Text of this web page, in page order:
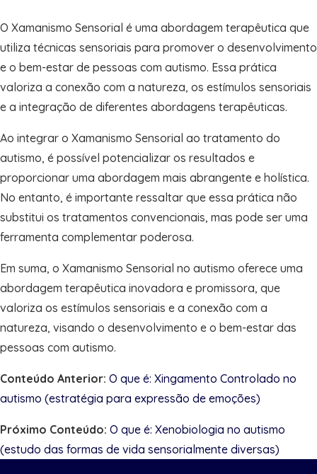
O Xamanismo Sensorial é uma abordagem terapêutica que
utiliza técnicas sensoriais para promover o desenvolvimento
e o bem-estar de pessoas com autismo. Essa prática
valoriza a conexão com a natureza, os estímulos sensoriais
e a integração de diferentes abordagens terapêuticas.
Ao integrar o Xamanismo Sensorial ao tratamento do
autismo, é possível potencializar os resultados e
proporcionar uma abordagem mais abrangente e holística.
No entanto, é importante ressaltar que essa prática não
substitui os tratamentos convencionais, mas pode ser uma
ferramenta complementar poderosa.
Em suma, o Xamanismo Sensorial no autismo oferece uma
abordagem terapêutica inovadora e promissora, que
valoriza os estímulos sensoriais e a conexão com a
natureza, visando o desenvolvimento e o bem-estar das
pessoas com autismo.
Conteúdo Anterior: O que é: Xingamento Controlado no
autismo (estratégia para expressão de emoções)
Próximo Conteúdo: O que é: Xenobiologia no autismo
(estudo das formas de vida sensorialmente diversas)